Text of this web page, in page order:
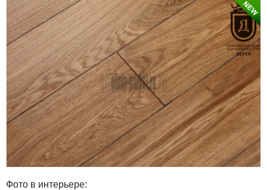
Фото в интерьере: